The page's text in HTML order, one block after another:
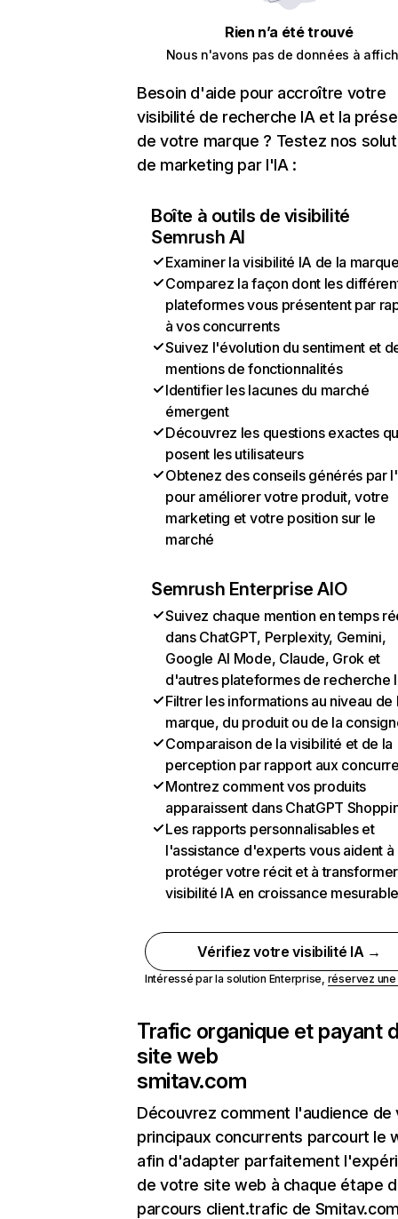
Rien n’a été trouvé
Nous n'avons pas de données à
Besoin d'aide pour accroître votre
visibilité de recherche IA et la
de votre marque ? Testez nos
de marketing par l'IA :
Boîte à outils de visibilité
Semrush AI
Examiner la visibilité IA de la
Comparez la façon dont les
plateformes vous présentent par
à vos concurrents
Suivez l'évolution du sentiment et
mentions de fonctionnalités
Identifier les lacunes du marché
émergent
Découvrez les questions exactes
posent les utilisateurs
Obtenez des conseils générés par
pour améliorer votre produit, votre
marketing et votre position sur le
marché
Semrush Enterprise AIO
Suivez chaque mention en temps
dans ChatGPT, Perplexity, Gemini,
Google AI Mode, Claude, Grok et
d'autres plateformes de recherche
Filtrer les informations au niveau de
marque, du produit ou de la
Comparaison de la visibilité et de la
perception par rapport aux
Montrez comment vos produits
apparaissent dans ChatGPT
Les rapports personnalisables et
l'assistance d'experts vous aident à
protéger votre récit et à
visibilité IA en croissance
Vérifiez votre visibilité IA →
Intéressé par la solution Enterprise, réservez
Trafic organique et payant
site web
smitav.com
Découvrez comment l'audience de
principaux concurrents parcourt le
afin d'adapter parfaitement
de votre site web à chaque étape
parcours client.trafic de